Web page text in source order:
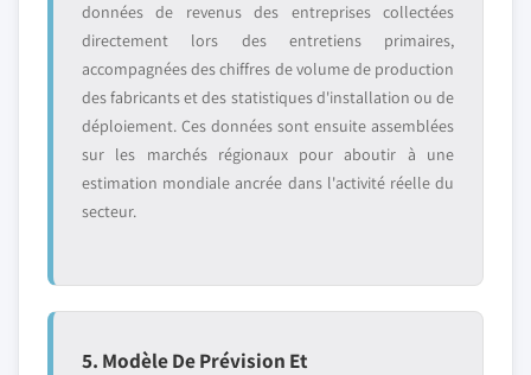
données de revenus des entreprises collectées
directement lors des entretiens primaires,
accompagnées des chiffres de volume de production
des fabricants et des statistiques d'installation ou de
déploiement. Ces données sont ensuite assemblées
sur les marchés régionaux pour aboutir à une
estimation mondiale ancrée dans l'activité réelle du
secteur.
5. Modèle De Prévision Et